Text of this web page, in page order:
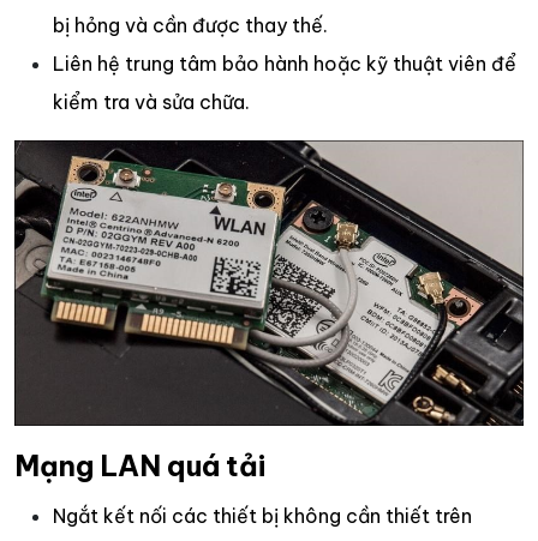
bị hỏng và cần được thay thế.
Liên hệ trung tâm bảo hành hoặc kỹ thuật viên để
kiểm tra và sửa chữa.
Mạng LAN quá tải
Ngắt kết nối các thiết bị không cần thiết trên